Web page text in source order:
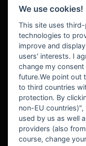
BEKANNT AUS
We use cookies!
This site uses
technologies to
improve and
users' interests. I
change my
future.We point out
to third countries
protection. By
non-EU
used by us as well
providers (also
course, change